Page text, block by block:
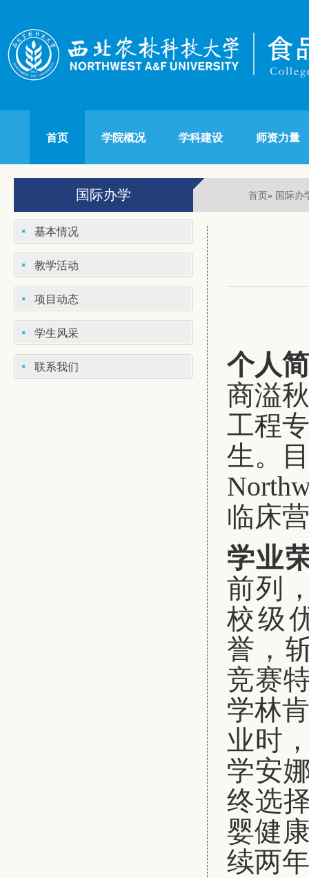
首页 学院概况 学科建设 师资力量
国际办学 首页» 国际办
基本情况
教学活动
项目动态
学生风采
联系我们
个人
商溢
工程
生。
临床
学业
前列
校级
誉，
竞赛
学林
业时
学安
终选
婴健
续两